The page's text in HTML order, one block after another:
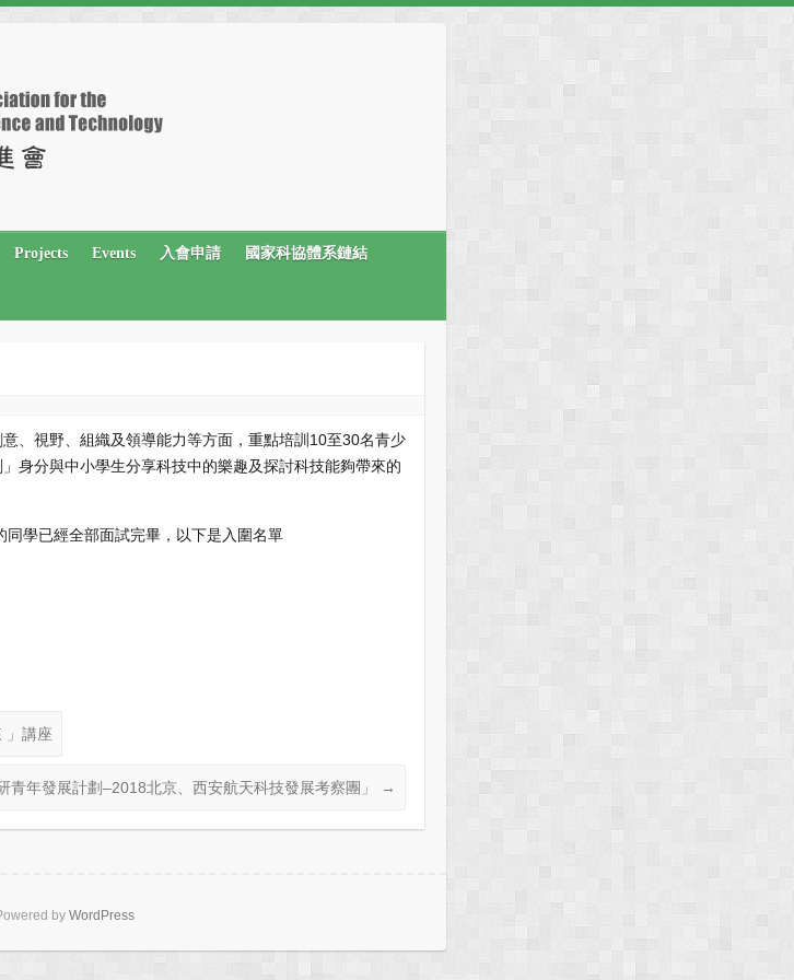
Projects Events 入會申請 國家科協體系鏈結
、視野、組織及領導能力等方面，重點培訓10至30名青少
身分與中小學生分享科技中的樂趣及探討科技能夠帶來的
學已經全部面試完畢，以下是入圍名單
」講座
青年發展計劃–2018北京、西安航天科技發展考察團」 →
by WordPress